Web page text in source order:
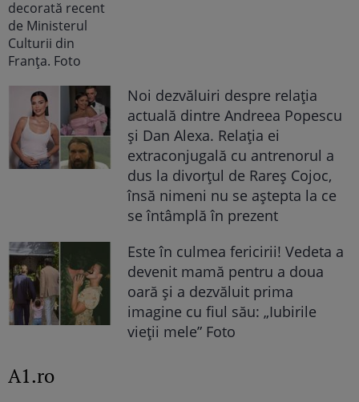
Noi dezvăluiri despre relația
actuală dintre Andreea Popescu
și Dan Alexa. Relația ei
extraconjugală cu antrenorul a
dus la divorțul de Rareș Cojoc,
însă nimeni nu se aștepta la ce
se întâmplă în prezent
Este în culmea fericirii! Vedeta a
devenit mamă pentru a doua
oară și a dezvăluit prima
imagine cu fiul său: „Iubirile
vieții mele” Foto
A1.ro